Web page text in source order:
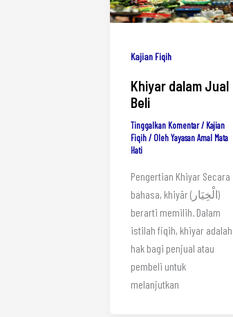
Kajian Fiqih
Khiyar dalam Jual
Beli
Tinggalkan Komentar/ Kajian
Fiqih/ OlehYayasan Amal Mata
Hati
Pengertian Khiyar Secara
bahasa, khiyār (الْخِيَار)
berarti memilih. Dalam
istilah fiqih, khiyar adalah
hak bagi penjual atau
pembeli untuk
melanjutkan